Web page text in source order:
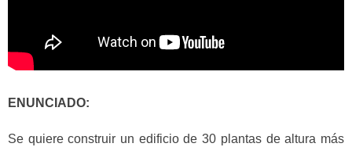
ENUNCIADO:
Se quiere construir un edificio de 30 plantas de altura más